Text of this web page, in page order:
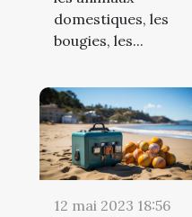
domestiques, les
bougies, les...
12 mai 2023 18:56